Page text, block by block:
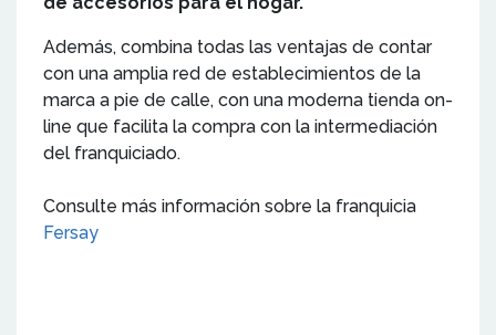
Además, combina todas las ventajas de contar
con una amplia red de establecimientos de la
marca a pie de calle, con una moderna tienda on-
line que facilita la compra con la intermediación
del franquiciado.
Consulte más información sobre la franquicia
Fersay